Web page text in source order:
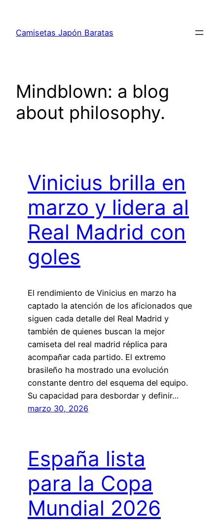
contenido
Camisetas Japón Baratas
Mindblown: a blog
about philosophy.
Vinicius brilla en
marzo y lidera al
Real Madrid con
goles
El rendimiento de Vinicius en marzo ha
captado la atención de los aficionados que
siguen cada detalle del Real Madrid y
también de quienes buscan la mejor
camiseta del real madrid réplica para
acompañar cada partido. El extremo
brasileño ha mostrado una evolución
constante dentro del esquema del equipo.
Su capacidad para desbordar y definir…
marzo 30, 2026
España lista
para la Copa
Mundial 2026